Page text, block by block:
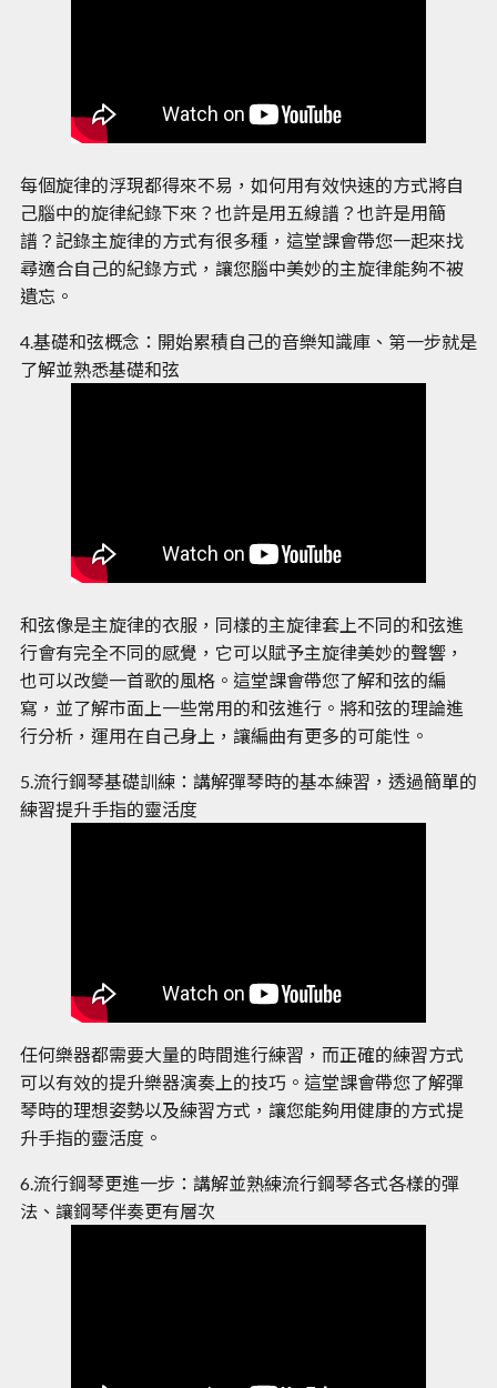
每個旋律的浮現都得來不易，如何用有效快速的方式將自
己腦中的旋律紀錄下來？也許是用五線譜？也許是用簡
譜？記錄主旋律的方式有很多種，這堂課會帶您一起來找
尋適合自己的紀錄方式，讓您腦中美妙的主旋律能夠不被
遺忘。
4.基礎和弦概念：開始累積自己的音樂知識庫、第一步就是
了解並熟悉基礎和弦
和弦像是主旋律的衣服，同樣的主旋律套上不同的和弦進
行會有完全不同的感覺，它可以賦予主旋律美妙的聲響，
也可以改變一首歌的風格。這堂課會帶您了解和弦的編
寫，並了解市面上一些常用的和弦進行。將和弦的理論進
行分析，運用在自己身上，讓編曲有更多的可能性。
5.流行鋼琴基礎訓練：講解彈琴時的基本練習，透過簡單的
練習提升手指的靈活度
任何樂器都需要大量的時間進行練習，而正確的練習方式
可以有效的提升樂器演奏上的技巧。這堂課會帶您了解彈
琴時的理想姿勢以及練習方式，讓您能夠用健康的方式提
升手指的靈活度。
6.流行鋼琴更進一步：講解並熟練流行鋼琴各式各樣的彈
法、讓鋼琴伴奏更有層次